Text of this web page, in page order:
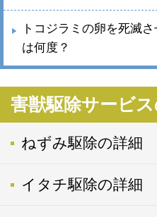
トコジラミの卵を死滅
は何度？
害獣駆除サービ
ねずみ駆除の詳細
イタチ駆除の詳細